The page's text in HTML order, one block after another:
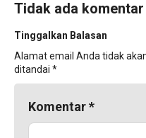
Tidak ada komentar
Tinggalkan Balasan
Alamat email Anda tidak
ditandai *
Komentar*